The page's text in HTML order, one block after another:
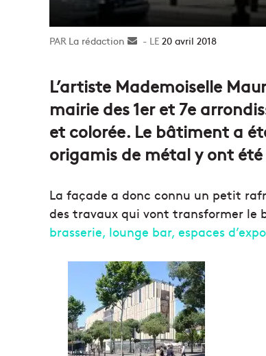
La rédaction
Envoyer20 avril 2018
L’artiste Mademoiselle
mairie des 1er et 7e
et colorée. Le bâtiment a
origamis de métal y ont
La façade a donc connu un petit
des travaux qui vont transformer le
brasserie, lounge bar, espaces